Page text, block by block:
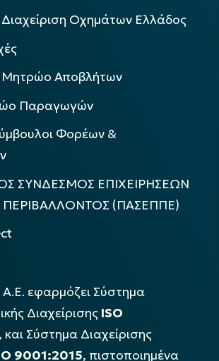
Διαχείριση Οχημάτων Ελλάδος
Μητρώο Αποβλήτων
Παραγωγών
Φορέων &
ΣΥΝΔΕΣΜΟΣ ΕΠΙΧΕΙΡΗΣΕΩΝ
ΠΕΡΙΒΑΛΛΟΝΤΟΣ (ΠΑΣΕΠΠΕ)
εφαρμόζει Σύστημα
Διαχείρισης ISO
, και Σύστημα Διαχείρισης
9001:2015, πιστοποιημένα